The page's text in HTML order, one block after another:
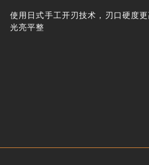
使用日式手工开刃技术，刃口硬度
光亮平整